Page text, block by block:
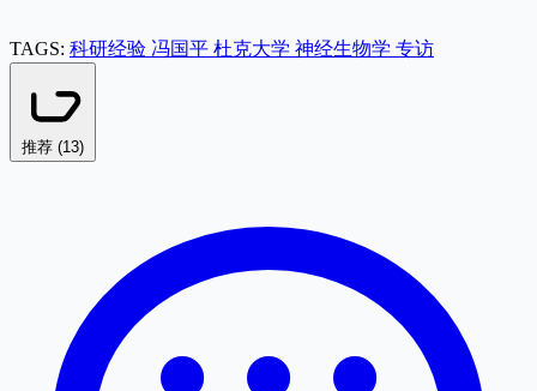
TAGS: 科研经验 冯国平 杜克大学 神经生物学 专访
推荐 (13)